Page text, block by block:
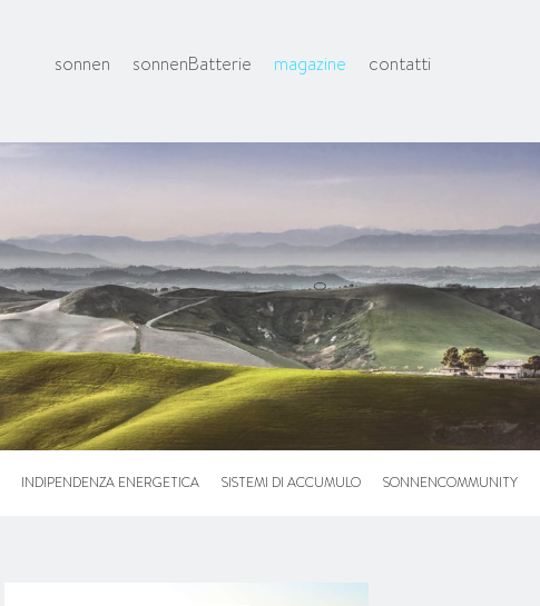
sonnen sonnenBatterie magazine contatti
INDIPENDENZA ENERGETICA SISTEMI DI ACCUMULO SONNENCOMMUNITY